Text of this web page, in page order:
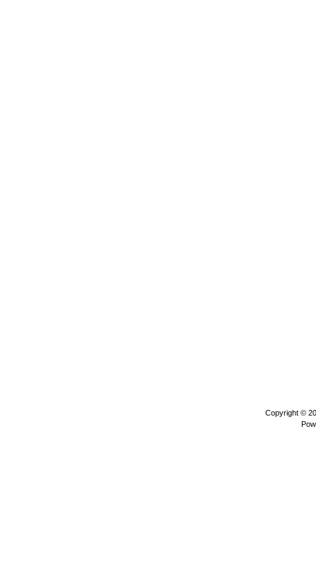
Copyright ©